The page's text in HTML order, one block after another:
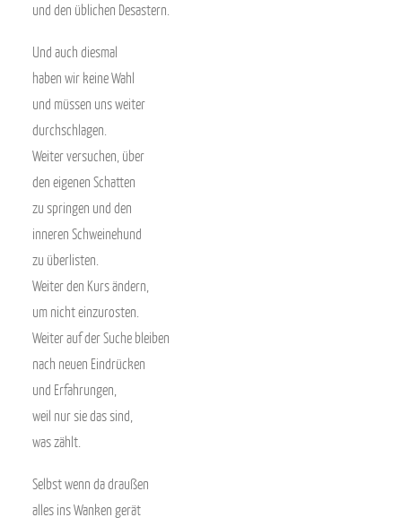
und den üblichen Desastern.
Und auch diesmal
haben wir keine Wahl
und müssen uns weiter
durchschlagen.
Weiter versuchen, über
den eigenen Schatten
zu springen und den
inneren Schweinehund
zu überlisten.
Weiter den Kurs ändern,
um nicht einzurosten.
Weiter auf der Suche bleiben
nach neuen Eindrücken
und Erfahrungen,
weil nur sie das sind,
was zählt.
Selbst wenn da draußen
alles ins Wanken gerät